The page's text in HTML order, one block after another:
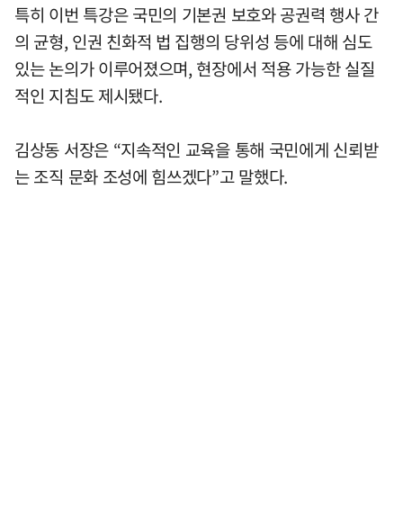
특히 이번 특강은 국민의 기본권 보호와 공권력 행사 간
의 균형, 인권 친화적 법 집행의 당위성 등에 대해 심도
있는 논의가 이루어졌으며, 현장에서 적용 가능한 실질
적인 지침도 제시됐다.
김상동 서장은 “지속적인 교육을 통해 국민에게 신뢰받
는 조직 문화 조성에 힘쓰겠다”고 말했다.